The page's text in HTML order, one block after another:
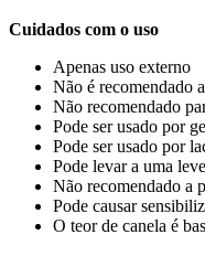
Cuidados com o uso
Apenas uso externo
Não é recomendado
Não recomendado
Pode ser usado por
Pode ser usado por
Pode levar a uma
Não recomendado a
Pode causar
O teor de canela é